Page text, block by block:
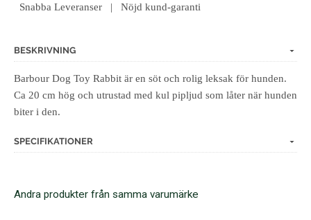
Snabba Leveranser | Nöjd kund-garanti
BESKRIVNING
Barbour Dog Toy Rabbit är en söt och rolig leksak för hunden.
Ca 20 cm hög och utrustad med kul pipljud som låter när hunden
biter i den.
SPECIFIKATIONER
Andra produkter från samma varumärke